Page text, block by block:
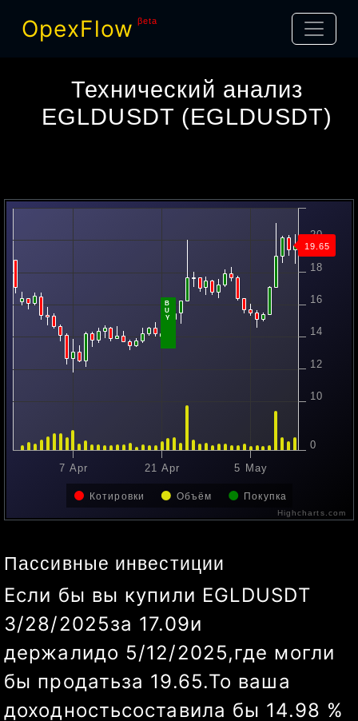
OpexFlow βeta
Технический анализ
EGLDUSDT (EGLDUSDT)
Котировки Объём Покупка
7 Apr 21 Apr 5 May
10
12
20
22
0
Highcharts.com
Y
Пассивные инвестиции
Если бы вы купили EGLDUSDT
3/28/2025за 17.09и
держалидо 5/16/2025,где могли
бы продатьза 18.56.То ваша
доходностьсоставила бы 8.60%